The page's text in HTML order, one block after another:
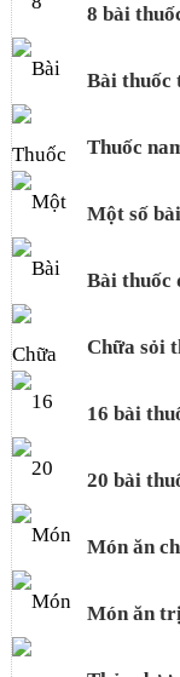
8 bài
(03/08/2024)Bài thuốc
Thuốc
thanh quản(12/
Một số
(16/04/2021)Bài thuốc
(26/01/2021)Chữa sỏi
(26/01/2021)
16 bài
(26/01/2021)
20 bài
Món ăn
Món ăn